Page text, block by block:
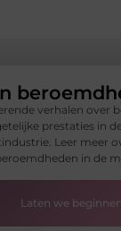
verhalen over
prestaties in
Leer meer
in de
Laten we